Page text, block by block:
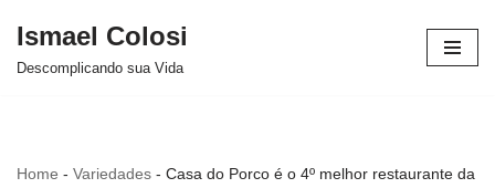
Avançar
Ismael Colosi
Descomplicando sua Vida
Home - Variedades - Casa do Porco é o 4º melhor restaurante da